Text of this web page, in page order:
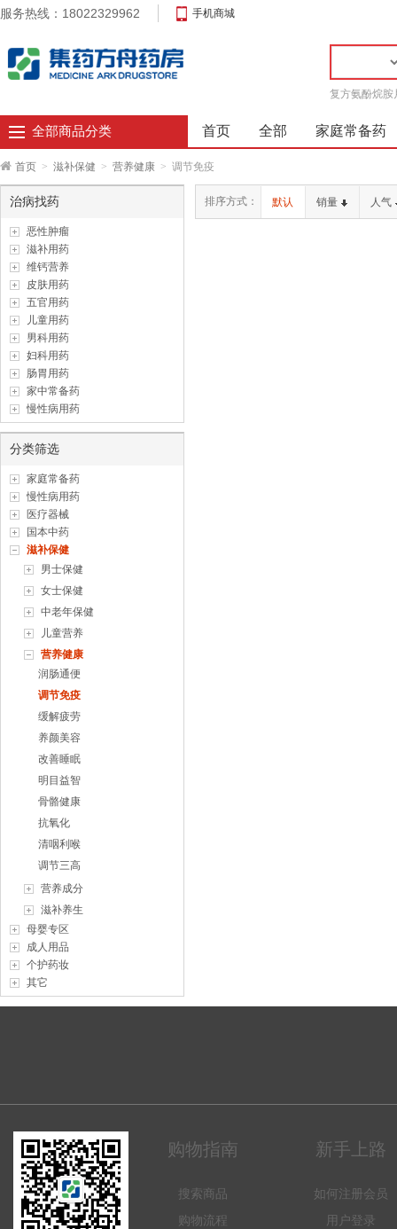
服务热线：18022329962 手机商城
复方氨酚烷胺
全部商品分类 首页 全部 家庭常备药
首页 > 滋补保健 > 营养健康 > 调节免疫
治病找药
恶性肿瘤
滋补用药
维钙营养
皮肤用药
五官用药
儿童用药
男科用药
妇科用药
肠胃用药
家中常备药
慢性病用药
分类筛选
家庭常备药
慢性病用药
医疗器械
国本中药
滋补保健
男士保健
女士保健
中老年保健
儿童营养
营养健康
润肠通便
调节免疫
缓解疲劳
养颜美容
改善睡眠
明目益智
骨骼健康
抗氧化
清咽利喉
调节三高
营养成分
滋补养生
母婴专区
成人用品
个护药妆
其它
排序方式： 默认 销量 人气
购物指南
搜索商品
购物流程
新手上路
如何注册会员
用户登录